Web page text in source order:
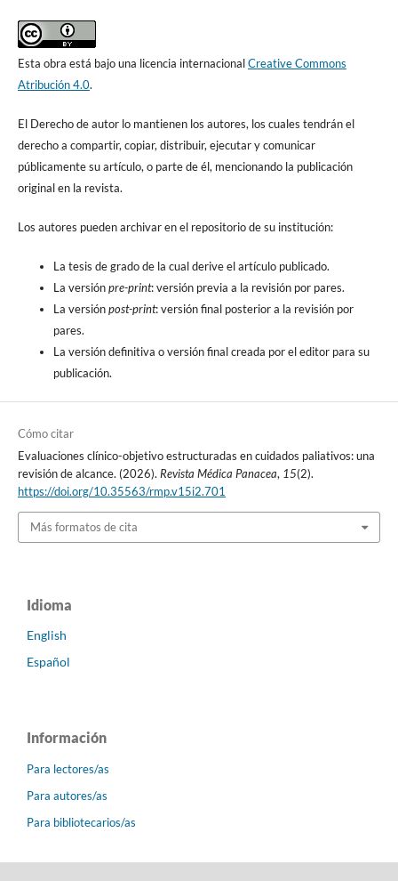
Esta obra está bajo una licencia internacionalCreative Commons
Atribución 4.0.
El Derecho de autor lo mantienen los autores, los cuales tendrán el
derecho a compartir, copiar, distribuir, ejecutar y comunicar
públicamente su artículo, o parte de él, mencionando la publicación
original en la revista.
Los autores pueden archivar en el repositorio de su institución:
La tesis de grado de la cual derive el artículo publicado.
La versiónpre-print: versión previa a la revisión por pares.
La versiónpost-print: versión final posterior a la revisión por
pares.
La versión definitiva o versión final creada por el editor para su
publicación.
Cómo citar
Evaluaciones clínico-objetivo estructuradas en cuidados paliativos: una
revisión de alcance. (2026). Revista Médica Panacea, 15(2).
https://doi.org/10.35563/rmp.v15i2.701
Más formatos de cita
Idioma
English
Español
Información
Para lectores/as
Para autores/as
Para bibliotecarios/as